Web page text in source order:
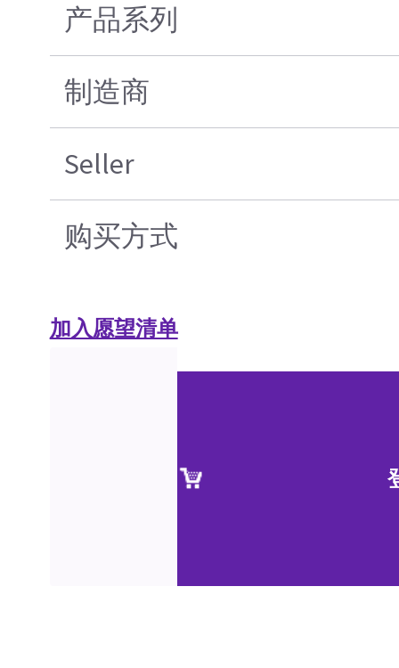
产品系列
制造商
Seller
购买方式
加入愿望清单